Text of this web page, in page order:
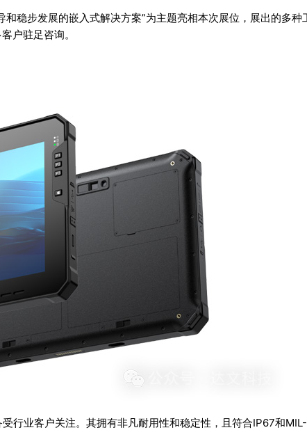
稳步发展的嵌入式解决方案”为主题亮相本次展位，展出的多种
户驻足咨询。
受行业客户关注。其拥有非凡耐用性和稳定性，且符合IP67和MIL-